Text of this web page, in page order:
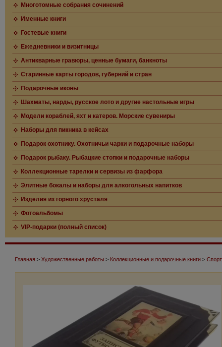
Многотомные собрания сочинений
Именные книги
Гостевые книги
Ежедневники и визитницы
Антикварные гравюры, ценные бумаги, банкноты
Старинные карты городов, губерний и стран
Подарочные иконы
Шахматы, нарды, русское лото и другие настольные игры
Модели кораблей, яхт и катеров. Морские сувениры
Наборы для пикника в кейсах
Подарок охотнику. Охотничьи чарки и подарочные наборы
Подарок рыбаку. Рыбацкие стопки и подарочные наборы
Коллекционные тарелки и сервизы из фарфора
Элитные бокалы и наборы для алкогольных напитков
Изделия из горного хрусталя
Фотоальбомы
VIP-подарки (полный список)
Главная > Художественные работы > Коллекционные и подарочные книги > Спорт